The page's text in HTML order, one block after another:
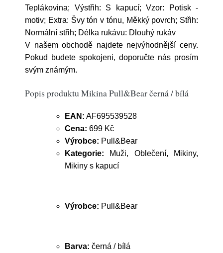
Teplákovina; Výstřih: S kapucí; Vzor: Potisk -
motiv; Extra: Švy tón v tónu, Měkký povrch; Střih:
Normální střih; Délka rukávu: Dlouhý rukáv
V našem obchodě najdete nejvýhodnější ceny.
Pokud budete spokojeni, doporučte nás prosím
svým známým.
Popis produktu Mikina Pull&Bear černá / bílá
EAN: AF695539528
Cena: 699 Kč
Výrobce: Pull&Bear
Kategorie: Muži, Oblečení, Mikiny,
Mikiny s kapucí
Výrobce: Pull&Bear
Barva: černá / bílá